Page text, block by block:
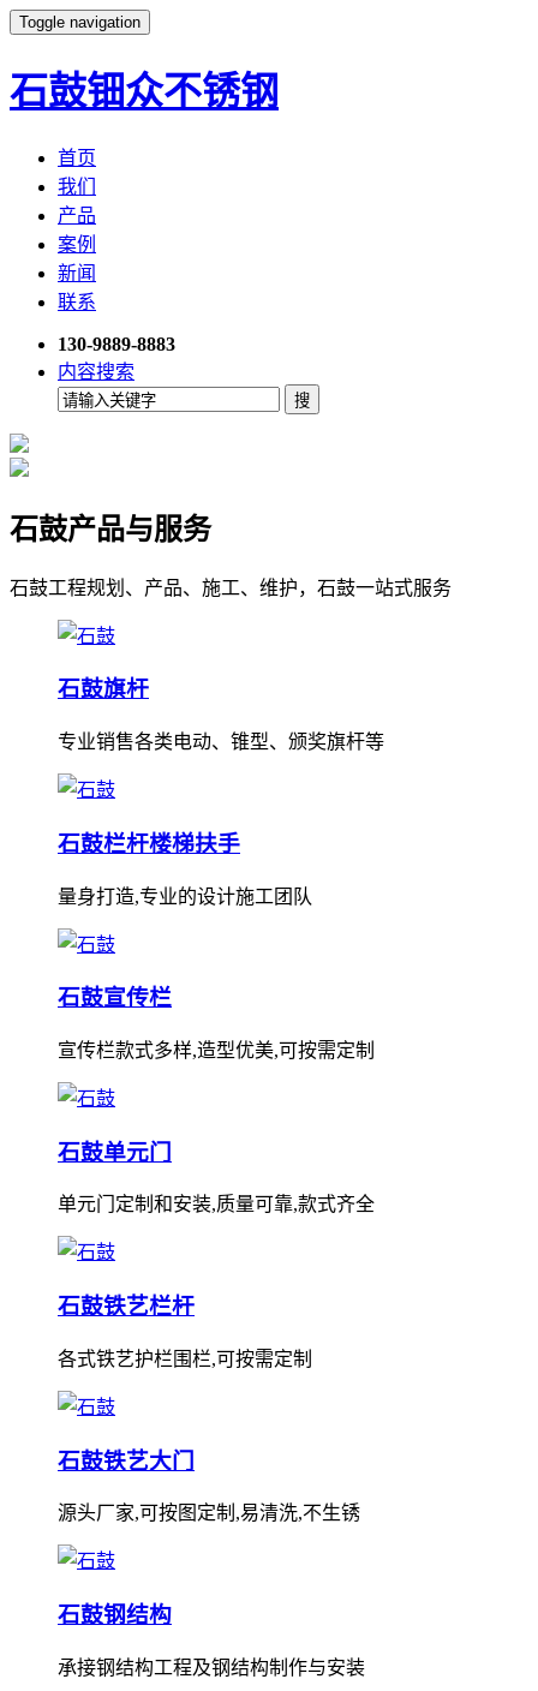
Toggle navigation
石鼓钿众不锈钢
首页
我们
产品
案例
新闻
联系
130-9889-8883
内容搜索
石鼓产品与服务
石鼓工程规划、产品、施工、维护，石鼓一站式服务
石鼓旗杆
专业销售各类电动、锥型、颁奖旗杆等
石鼓栏杆楼梯扶手
量身打造,专业的设计施工团队
石鼓宣传栏
宣传栏款式多样,造型优美,可按需定制
石鼓单元门
单元门定制和安装,质量可靠,款式齐全
石鼓铁艺栏杆
各式铁艺护栏围栏,可按需定制
石鼓铁艺大门
源头厂家,可按图定制,易清洗,不生锈
石鼓钢结构
承接钢结构工程及钢结构制作与安装